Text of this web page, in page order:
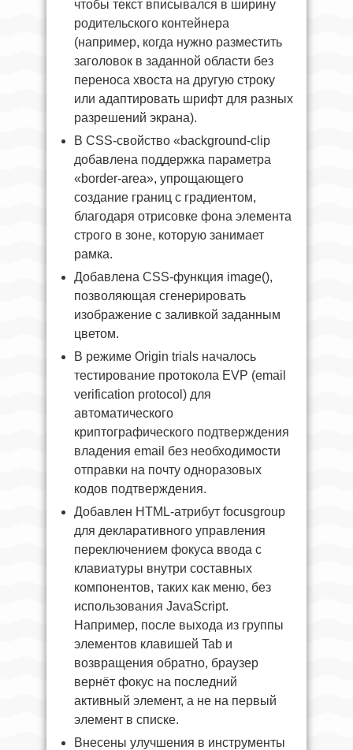
чтобы текст вписывался в ширину
родительского контейнера
(например, когда нужно разместить
заголовок в заданной области без
переноса хвоста на другую строку
или адаптировать шрифт для разных
разрешений экрана).
В CSS-свойство «background-clip
добавлена поддержка параметра
«border-area», упрощающего
создание границ с градиентом,
благодаря отрисовке фона элемента
строго в зоне, которую занимает
рамка.
Добавлена CSS-функция image(),
позволяющая сгенерировать
изображение с заливкой заданным
цветом.
В режиме Origin trials началось
тестирование протокола EVP (email
verification protocol) для
автоматического
криптографического подтверждения
владения email без необходимости
отправки на почту одноразовых
кодов подтверждения.
Добавлен HTML-атрибут focusgroup
для декларативного управления
переключением фокуса ввода с
клавиатуры внутри составных
компонентов, таких как меню, без
использования JavaScript.
Например, после выхода из группы
элементов клавишей Tab и
возвращения обратно, браузер
вернёт фокус на последний
активный элемент, а не на первый
элемент в списке.
Внесены улучшения в инструменты